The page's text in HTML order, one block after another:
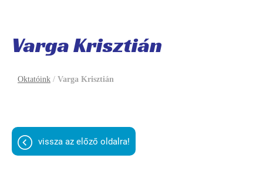
Varga Krisztián
Oktatóink / Varga Krisztián
vissza az előző oldalra!